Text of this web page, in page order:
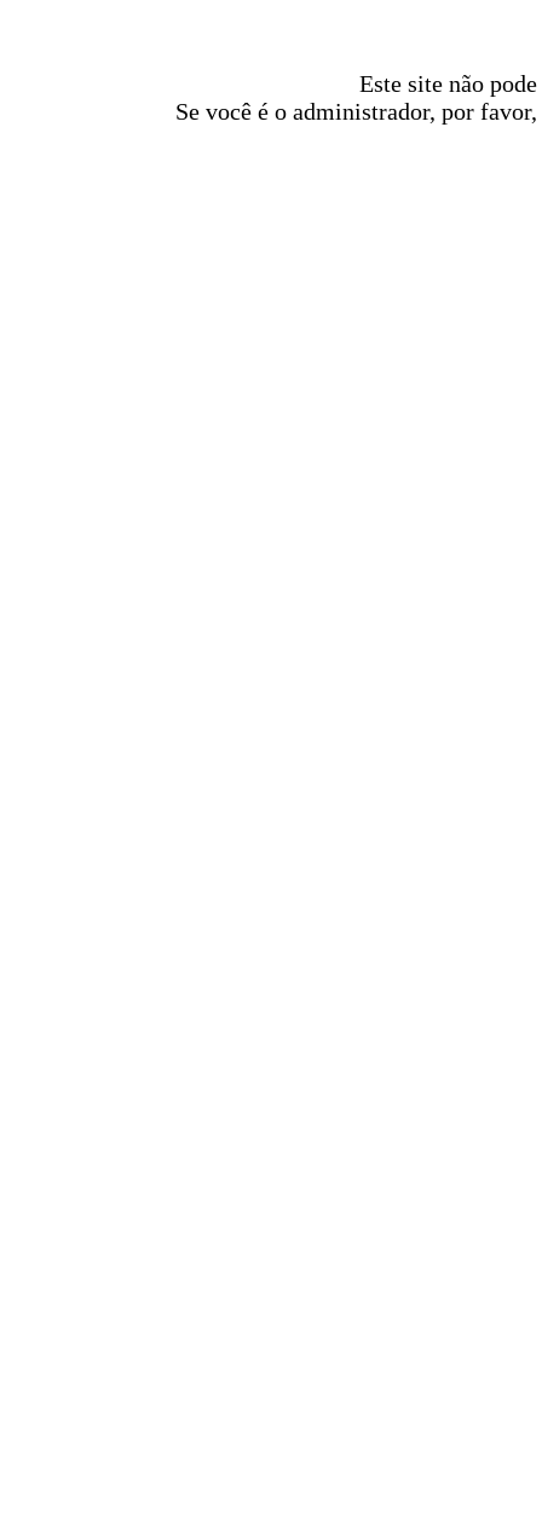
Este site não
Se você é o administrador, por